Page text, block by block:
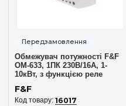
Положення контактів
1 ПК(1)
2 Н.О(3)
2 ПК(1)
3 ПК(1)
Обмежувач потужності F&F
ОМ-633, 1ПК 230В/16А, 1-
10кВт, з функцією реле
F&F
16017